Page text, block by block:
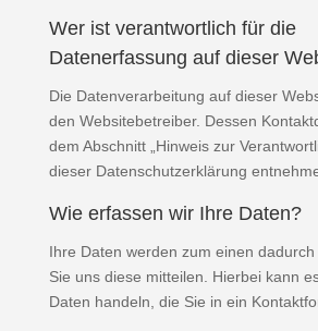
Wer ist verantwortlich für die
Datenerfassung auf dieser
Die Datenverarbeitung auf dieser
den Websitebetreiber. Dessen
dem Abschnitt „Hinweis zur
dieser Datenschutzerklärung
Wie erfassen wir Ihre Daten?
Ihre Daten werden zum einen
Sie uns diese mitteilen. Hierbei kann
Daten handeln, die Sie in ein